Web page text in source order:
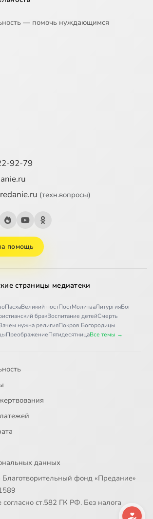
— помочь нуждающимся
92-79
(техн.вопросы)
помощь
страницы медиатеки
ПасхаВеликий постПостМолитваЛитургияБог
бракВоспитание детейСмерть
нужна религияПокров Богородицы
ПреображениеПятидесятницаВсе темы →
данных
фонд «Предание»
ст.582 ГК РФ. Без налога